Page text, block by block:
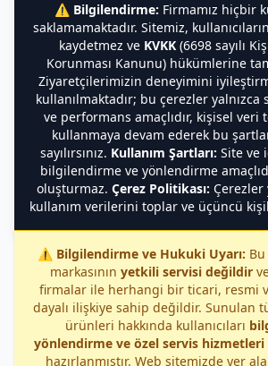
⚠️ Bilgilendirme: Firmamız hiçbir
saklamamaktadır. Sitemiz,
kaydetmez ve KVKK(6698 sayılı
Korunması Kanunu) hükümlerine
Ziyaretçilerimizin deneyimini
kullanılmaktadır; bu çerezler yalnızca
ve performans amaçlıdır, kişisel veri
kullanmaya devam ederek bu
sayılırsınız. Kullanım Şartları: Site ve
bilgilendirme ve yönlendirme
oluşturmaz. Çerez Politikası: Çerezler
kullanım verilerini toplar ve üçüncü
⚠️ Bilgilendirme ve Hukuki Uyarı:
markasının yetkili servisi değildir
firmalar ile herhangi bir ticari, resmi
dayalı ilişkiye sahip değildir. Sunulan
ürünleri hakkında kullanıcıları
yönlendirme ve özel servis hizmetleri
hazırlanmıştır. Web sitemizde yer